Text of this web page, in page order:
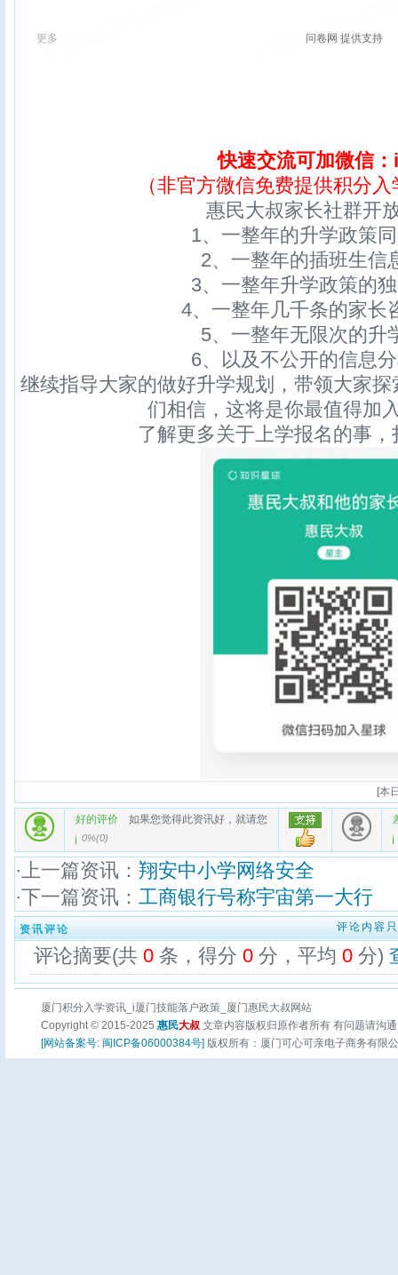
快速交流可加微信
（非官方微信免费提供积分
惠民大叔家长社群开
1、一整年的升学政策
2、一整年的插班生信
3、一整年升学政策的
4、一整年几千条的家长
5、一整年无限次的升
6、以及不公开的信息
继续指导大家的做好升学规划，带领大家
们相信，这将是你最值得加
了解更多关于上学报名的事
[本
好的评价 如果您觉得此资讯好，就请您
0%(0)
·上一篇资讯： 翔安中小学网络安全
·下一篇资讯： 工商银行号称宇宙第一大行
资讯评论 评论内容
评论摘要(共 0 条，得分 0 分，平均 0 分)
厦门积分入学资讯_i厦门技能落户政策_厦门惠民大叔网站
Copyright © 2015-2025 惠民大叔 文章内容版权归原作者所有 有问题请沟
[网站备案号: 闽ICP备06000384号] 版权所有：厦门可心可亲电子商务有限